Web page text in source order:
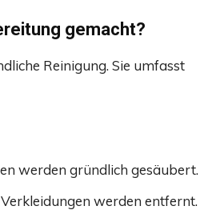
gemacht?
Reinigung. Sie umfasst
werden gründlich gesäubert.
werden entfernt.